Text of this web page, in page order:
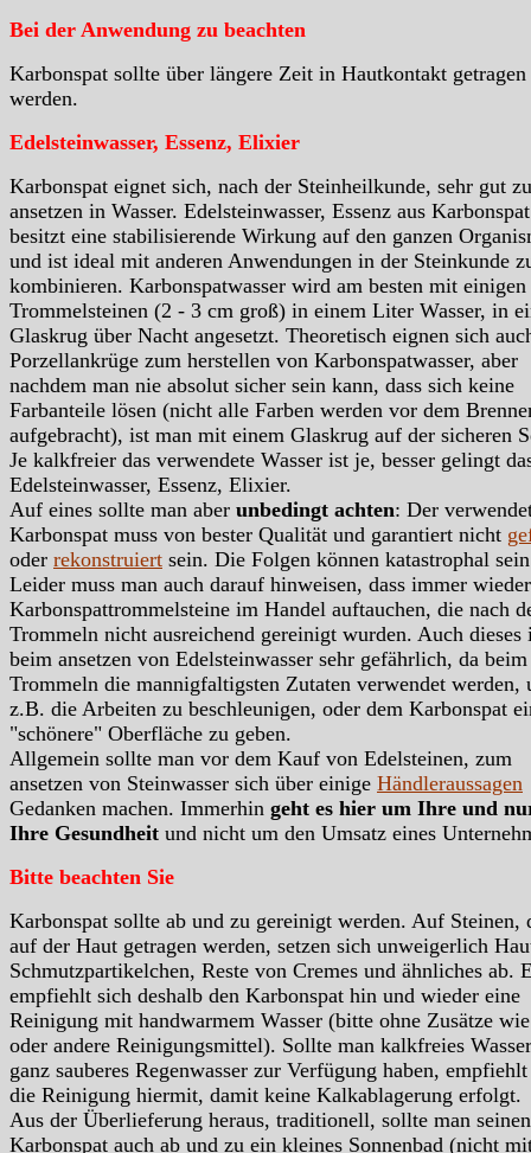
Bei der Anwendung zu beachten
Karbonspat sollte über längere Zeit in Hautkontakt getragen
werden.
Edelsteinwasser, Essenz, Elixier
Karbonspat eignet sich, nach der Steinheilkunde, sehr gut
ansetzen in Wasser. Edelsteinwasser, Essenz aus Karbonspat
besitzt eine stabilisierende Wirkung auf den ganzen
und ist ideal mit anderen Anwendungen in der Steinkunde
kombinieren. Karbonspatwasser wird am besten mit einigen
Trommelsteinen (2 - 3 cm groß) in einem Liter Wasser, in
Glaskrug über Nacht angesetzt. Theoretisch eignen sich
Porzellankrüge zum herstellen von Karbonspatwasser, aber
nachdem man nie absolut sicher sein kann, dass sich keine
Farbanteile lösen (nicht alle Farben werden vor dem
aufgebracht), ist man mit einem Glaskrug auf der sicheren
Je kalkfreier das verwendete Wasser ist je, besser gelingt
Edelsteinwasser, Essenz, Elixier.
Auf eines sollte man aber unbedingt achten: Der
Karbonspat muss von bester Qualität und garantiert nicht
oder rekonstruiert sein. Die Folgen können katastrophal
Leider muss man auch darauf hinweisen, dass immer wieder
Karbonspattrommelsteine im Handel auftauchen, die nach
Trommeln nicht ausreichend gereinigt wurden. Auch dieses
beim ansetzen von Edelsteinwasser sehr gefährlich, da beim
Trommeln die mannigfaltigsten Zutaten verwendet werden,
z.B. die Arbeiten zu beschleunigen, oder dem Karbonspat
"schönere" Oberfläche zu geben.
Allgemein sollte man vor dem Kauf von Edelsteinen, zum
ansetzen von Steinwasser sich über einige Händleraussagen
Gedanken machen. Immerhin geht es hier um Ihre und
Ihre Gesundheit und nicht um den Umsatz eines
Bitte beachten Sie
Karbonspat sollte ab und zu gereinigt werden. Auf Steinen,
auf der Haut getragen werden, setzen sich unweigerlich
Schmutzpartikelchen, Reste von Cremes und ähnliches ab.
empfiehlt sich deshalb den Karbonspat hin und wieder eine
Reinigung mit handwarmem Wasser (bitte ohne Zusätze
oder andere Reinigungsmittel). Sollte man kalkfreies
ganz sauberes Regenwasser zur Verfügung haben,
die Reinigung hiermit, damit keine Kalkablagerung erfolgt.
Aus der Überlieferung heraus, traditionell, sollte man seinen
Karbonspat auch ab und zu ein kleines Sonnenbad (nicht